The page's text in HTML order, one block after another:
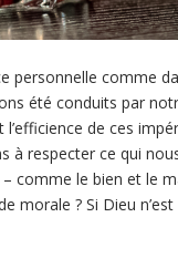
personnelle comme
été conduits par
de ces
à respecter ce qui
comme le bien et le
morale ? Si Dieu